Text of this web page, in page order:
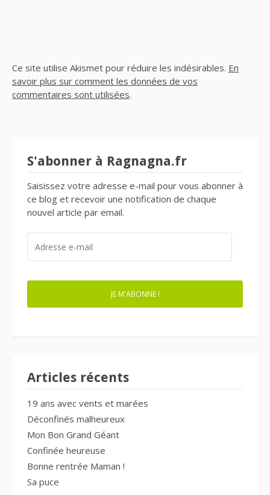
Ce site utilise Akismet pour réduire les indésirables. En
savoir plus sur comment les données de vos
commentaires sont utilisées.
S'abonner à Ragnagna.fr
Saisissez votre adresse e-mail pour vous abonner à
ce blog et recevoir une notification de chaque
nouvel article par email.
MAIL
JE M'ABONNE !
Articles récents
19 ans avec vents et marées
Déconfinés malheureux
Mon Bon Grand Géant
Confinée heureuse
Bonne rentrée Maman !
Sa puce